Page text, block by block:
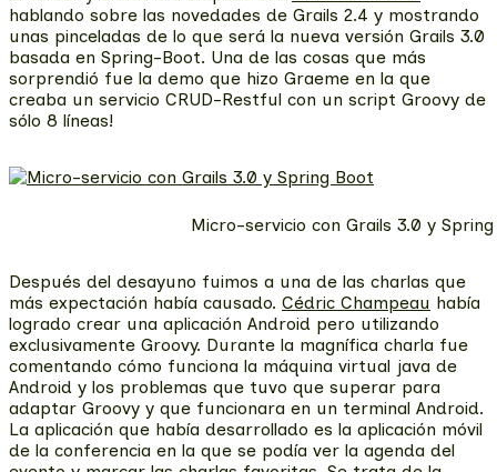
hablando sobre las novedades de Grails 2.4 y mostrando
unas pinceladas de lo que será la nueva versión Grails 3.0
basada en Spring-Boot. Una de las cosas que más
sorprendió fue la demo que hizo Graeme en la que
creaba un servicio CRUD-Restful con un script Groovy de
sólo 8 líneas!
Micro-servicio con Grails 3.0 y
Después del desayuno fuimos a una de las charlas que
más expectación había causado. Cédric Champeau había
logrado crear una aplicación Android pero utilizando
exclusivamente Groovy. Durante la magnífica charla fue
comentando cómo funciona la máquina virtual java de
Android y los problemas que tuvo que superar para
adaptar Groovy y que funcionara en un terminal Android.
La aplicación que había desarrollado es la aplicación móvil
de la conferencia en la que se podía ver la agenda del